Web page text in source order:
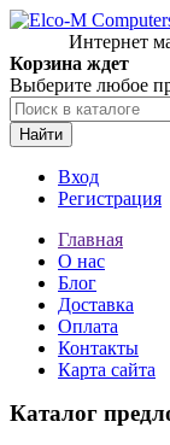
Интернет
Корзина ждет
Выберите любое
Найти
Вход
Регистрация
Главная
О нас
Блог
Доставка
Оплата
Контакты
Карта сайта
Каталог